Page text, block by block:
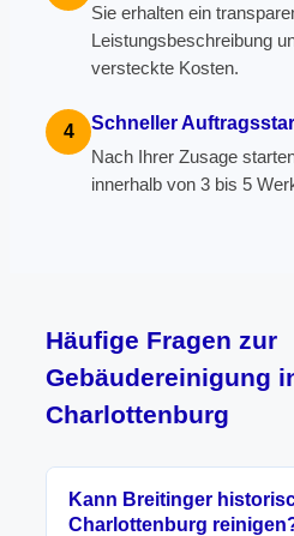
Sie erhalten ein
Leistungsbeschreibung
versteckte Kosten.
4 Schneller
Nach Ihrer Zusage
innerhalb von 3 bis 5
Häufige Fragen zur
Gebäudereinigung
Charlottenburg
Kann Breitinger
Charlottenburg